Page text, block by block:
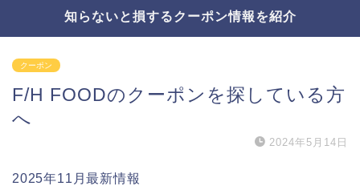
知らないと損するクーポン情報を紹介
クーポン
F/H FOODのクーポンを探している方
へ
2024年5月14日
2025年11月最新情報